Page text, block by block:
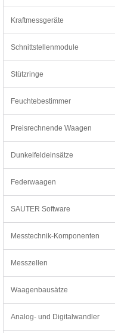
Kraftmessgeräte
Schnittstellenmodule
Stützringe
Feuchtebestimmer
Preisrechnende Waagen
Dunkelfeldeinsätze
Federwaagen
SAUTER Software
Messtechnik-Komponenten
Messzellen
Waagenbausätze
Analog- und Digitalwandler